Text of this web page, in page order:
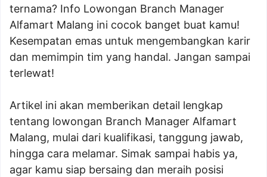
ternama? Info Lowongan Branch Manager
Alfamart Malang ini cocok banget buat kamu!
Kesempatan emas untuk mengembangkan karir
dan memimpin tim yang handal. Jangan sampai
terlewat!
Artikel ini akan memberikan detail lengkap
tentang lowongan Branch Manager Alfamart
Malang, mulai dari kualifikasi, tanggung jawab,
hingga cara melamar. Simak sampai habis ya,
agar kamu siap bersaing dan meraih posisi